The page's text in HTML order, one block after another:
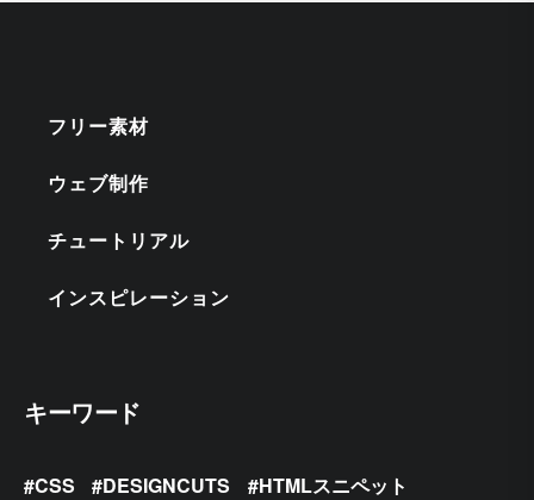
フリー素材
ウェブ制作
チュートリアル
インスピレーション
キーワード
CSS DESIGNCUTS
HTMLスニペット